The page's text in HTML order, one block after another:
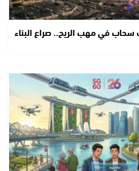
ناطحات سحاب في مهب الريح.. صراع البناء